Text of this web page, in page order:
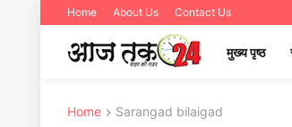
Home About Us Contact Us
मुख्य पृष्ठ
Home Sarangad bilaigad